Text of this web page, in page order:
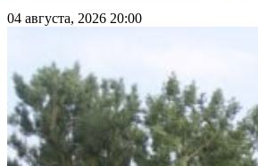
04 августа, 2026 20:00